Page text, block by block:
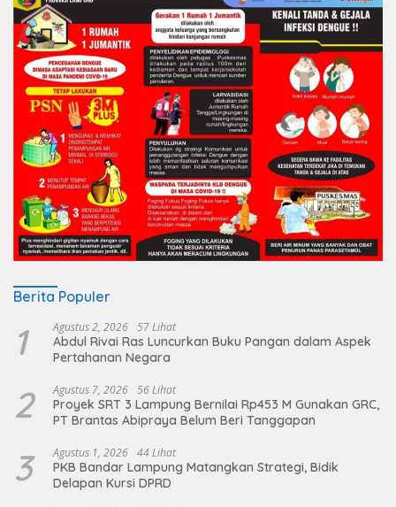
Berita Populer
1 Agustus 2, 2026 57 Lihat
Abdul Rivai Ras Luncurkan Buku Pangan dalam Aspek
Pertahanan Negara
2 Agustus 7, 2026 56 Lihat
Proyek SRT 3 Lampung Bernilai Rp453 M Gunakan GRC,
PT Brantas Abipraya Belum Beri Tanggapan
3 Agustus 1, 2026 44 Lihat
PKB Bandar Lampung Matangkan Strategi, Bidik
Delapan Kursi DPRD